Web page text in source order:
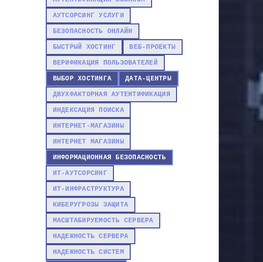
АУТСОРСИНГ УСЛУГИ
БЕЗОПАСНОСТЬ ОНЛАЙН
БЫСТРЫЙ ХОСТИНГ ВЕБ-ПРОЕКТЫ
ВЕРИФИКАЦИЯ ПОЛЬЗОВАТЕЛЕЙ
ВЫБОР ХОСТИНГА ДАТА-ЦЕНТРЫ
ДВУХФАКТОРНАЯ АУТЕНТИФИКАЦИЯ
ИНДЕКСАЦИЯ ПОИСКА
ИНТЕРНЕТ-МАГАЗИНЫ
ИНТЕРНЕТ МАГАЗИНЫ
ИНФОРМАЦИОННАЯ БЕЗОПАСНОСТЬ
ИТ-АУТСОРСИНГ
ИТ-ИНФРАСТРУКТУРА
КИБЕРУГРОЗЫ ЗАЩИТА
МАСШТАБИРУЕМОСТЬ СЕРВЕРА
НАДЕЖНОСТЬ СЕРВЕРА
НАДЕЖНОСТЬ СИСТЕМ